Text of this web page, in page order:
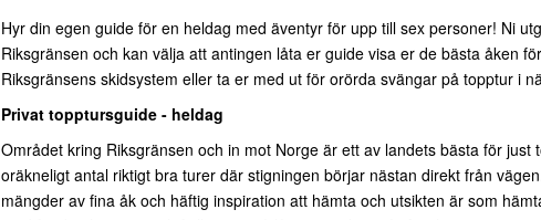
Hyr din egen guide för en heldag med äventyr för upp till sex personer! Ni
Riksgränsen och kan välja att antingen låta er guide visa er de bästa åken
Riksgränsens skidsystem eller ta er med ut för orörda svängar på topptur i
Privat topptursguide - heldag
Området kring Riksgränsen och in mot Norge är ett av landets bästa för just
oräkneligt antal riktigt bra turer där stigningen börjar nästan direkt från
mängder av fina åk och häftig inspiration att hämta och utsikten är som